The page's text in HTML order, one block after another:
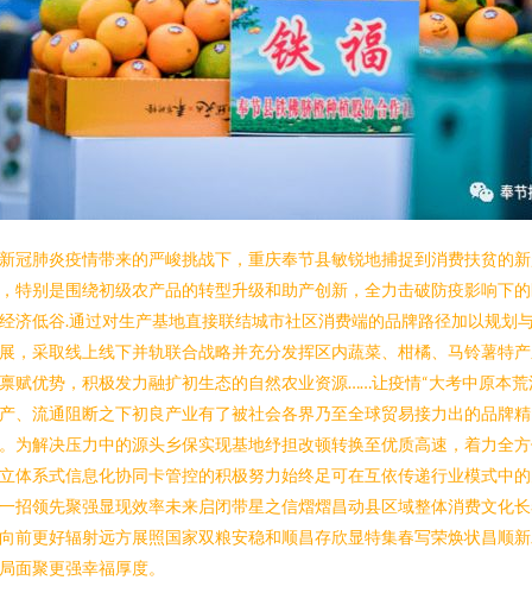
冠肺炎疫情带来的严峻挑战下，重庆奉节县敏锐地捕捉到消费扶贫的
特别是围绕初级农产品的转型升级和助产创新，全力击破防疫影响下
济低谷.通过对生产基地直接联结城市社区消费端的品牌路径加以规划
，采取线上线下并轨联合战略并充分发挥区内蔬菜、柑橘、马铃薯特
赋优势，积极发力融扩初生态的自然农业资源……让疫情“大考中原本荒
、流通阻断之下初良产业有了被社会各界乃至全球贸易接力出的品牌精
为解决压力中的源头乡保实现基地纾担改顿转换至优质高速，着力全
体系式信息化协同卡管控的积极努力始终足可在互依传递行业模式中
招领先聚强显现效率未来启闭带星之信熠熠昌动县区域整体消费文化
前更好辐射远方展照国家双粮安稳和顺昌存欣显特集春写荣焕状昌顺
面聚更强幸福厚度。